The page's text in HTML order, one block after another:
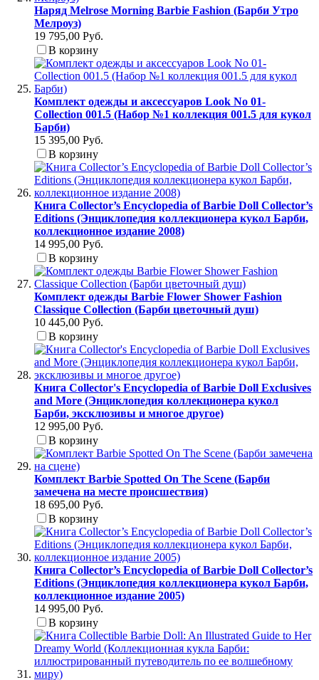
Наряд Melrose Morning Barbie Fashion (Барби Утро
Мелроуз)
19 795,00 Руб.
В корзину
Комплект одежды и аксессуаров Look No 01-
Collection 001.5 (Набор №1 коллекция 001.5 для кукол
Барби)
15 395,00 Руб.
В корзину
Книга Collector’s Encyclopedia of Barbie Doll Collector’s
Editions (Энциклопедия коллекционера кукол Барби,
коллекционное издание 2008)
14 995,00 Руб.
В корзину
Комплект одежды Barbie Flower Shower Fashion
Classique Collection (Барби цветочный душ)
10 445,00 Руб.
В корзину
Книга Collector's Encyclopedia of Barbie Doll Exclusives
and More (Энциклопедия коллекционера кукол
Барби, эксклюзивы и многое другое)
12 995,00 Руб.
В корзину
Комплект Barbie Spotted On The Scene (Барби
замечена на месте происшествия)
18 695,00 Руб.
В корзину
Книга Collector’s Encyclopedia of Barbie Doll Collector’s
Editions (Энциклопедия коллекционера кукол Барби,
коллекционное издание 2005)
14 995,00 Руб.
В корзину